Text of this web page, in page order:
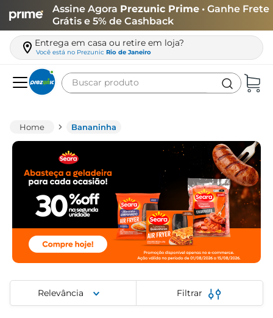
Assine Agora Prezunic Prime • Ganhe Frete
Grátis e 5% de Cashback
Entrega em casa ou retire em loja?
Você está no Prezunic Rio de Janeiro
Buscar produto
Bananinha
Relevância Filtrar
carne
café
queijo
arroz
azeite
biscoito
iogurte